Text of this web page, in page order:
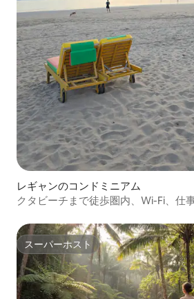
レギャンのコンドミニアム
クタビーチまで徒歩圏内、Wi-Fi、仕
スーパーホスト
スーパーホスト